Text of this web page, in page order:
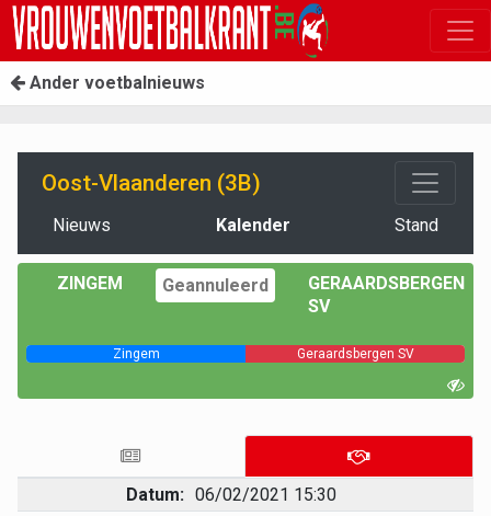
Ander voetbalnieuws
Oost-Vlaanderen (3B)
Nieuws Kalender Stand
ZINGEM Geannuleerd
GERAARDSBERGEN
SV
Zingem Geraardsbergen SV
Datum: 06/02/2021 15:30